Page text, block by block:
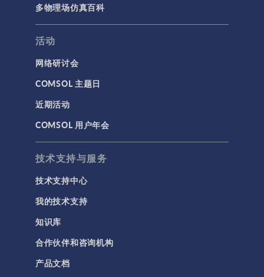
多物理场仿真百科
活动
网络研讨会
COMSOL 主题日
近期活动
COMSOL 用户年会
技术支持与服务
技术支持中心
我的技术支持
知识库
合作伙伴和咨询机构
产品文档